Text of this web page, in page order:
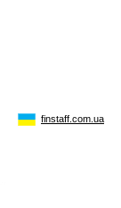
finstaff.com.ua